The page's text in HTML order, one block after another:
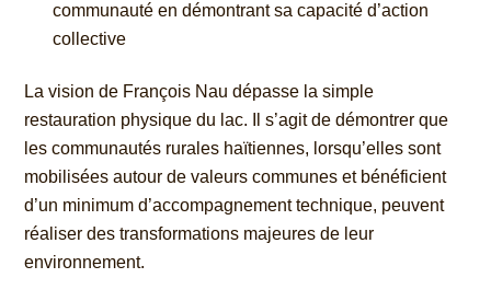
communauté en démontrant sa capacité d’action
collective
La vision de François Nau dépasse la simple
restauration physique du lac. Il s’agit de démontrer que
les communautés rurales haïtiennes, lorsqu’elles sont
mobilisées autour de valeurs communes et bénéficient
d’un minimum d’accompagnement technique, peuvent
réaliser des transformations majeures de leur
environnement.